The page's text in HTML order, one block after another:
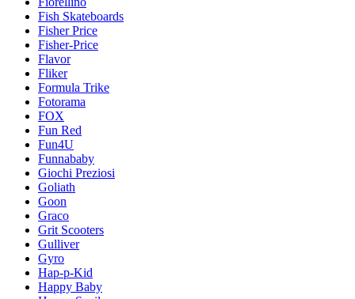
Fish Skateboards
Fisher Price
Fisher-Price
Flavor
Fliker
Formula Trike
Fotorama
FOX
Fun Red
Fun4U
Funnababy
Giochi Preziosi
Goliath
Goon
Graco
Grit Scooters
Gulliver
Gyro
Hap-p-Kid
Happy Baby